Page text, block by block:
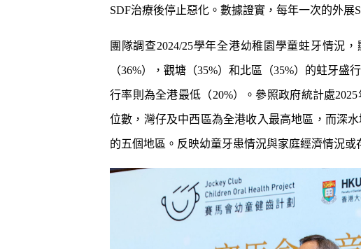
SDF治療後停止惡化。數據證實，每年一次的外展
團隊調查2024/25學年全港幼稚園學童蛀牙情況
（36%），觀塘（35%）和北區（35%）的蛀牙
行率則為全港最低（20%）。參照政府統計處
位數，灣仔及中西區為全港收入最高地區，而深
的五個地區。反映幼童牙患情況與家庭經濟情況或